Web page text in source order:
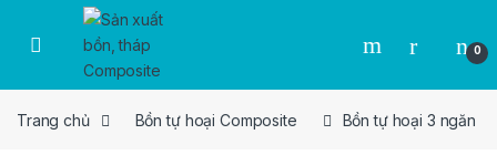
Skip to navigation
Skip to content
0
Trang chủ Bồn tự hoại Composite Bồn tự hoại 3 ngăn